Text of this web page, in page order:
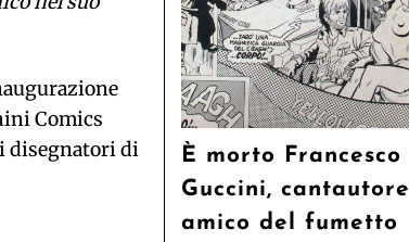
Comics
disegnatori di
È morto Francesco
Guccini, cantautore
amico del fumetto